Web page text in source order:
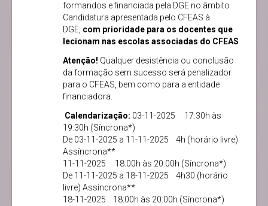
formandos e financiada pela DGE no âmbito
Candidatura apresentada pelo CFEAS à
DGE, com prioridade para os docentes que
lecionam nas escolas associadas do CFEAS
Atenção! Qualquer desistência ou conclusão
da formação sem sucesso será penalizador
para o CFEAS, bem como para a entidade
financiadora.
Calendarização: 03-11-2025 17:30h às
19:30h (Síncrona*)
De 03-11-2025 a 11-11-2025 4h (horário livre)
Assíncrona**
11-11-2025 18:00h às 20:00h (Síncrona*)
De 11-11-2025 a 18-11-2025 4h30 (horário
livre) Assíncrona**
18-11-2025 18:00h às 20:00h (Síncrona*)